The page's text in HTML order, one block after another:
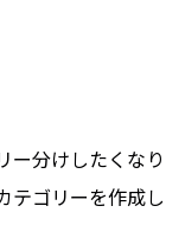
ー分けしたくなり
テゴリーを作成し